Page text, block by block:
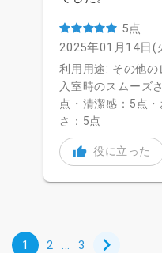
5点
2025年01月14日(
利用用途: その他
入室時のスムーズ
点・清潔感：5点
さ：5点
役に立った
1 2 ... 3